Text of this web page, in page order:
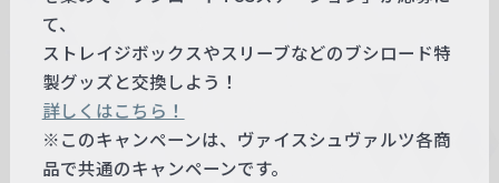
て、
ストレイジボックスやスリーブなどのブシロード特
製グッズと交換しよう！
詳しくはこちら！
※このキャンペーンは、ヴァイスシュヴァルツ各商
品で共通のキャンペーンです。